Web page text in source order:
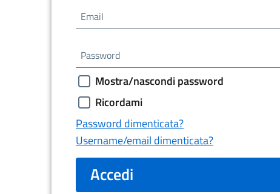
Email
Password
Mostra/nascondi password
Ricordami
Password dimenticata?
Username/email dimenticata?
Accedi